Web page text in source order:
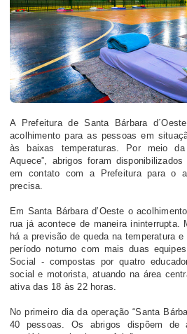
A Prefeitura de Santa Bárbara
acolhimento para as pessoas em
às baixas temperaturas. Por meio da
Aquece”, abrigos foram
em contato com a Prefeitura para o
precisa.
Em Santa Bárbara d’Oeste o
rua já acontece de maneira ininterrupta.
há a previsão de queda na temperatura
período noturno com mais duas
Social - compostas por quatro
social e motorista, atuando na área
ativa das 18 às 22 horas.
No primeiro dia da operação “Santa
40 pessoas. Os abrigos dispõem de